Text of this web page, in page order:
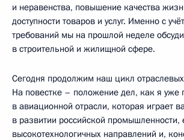
и неравенства, повышение качества
доступности товаров и услуг. Именно с
требований мы на прошлой неделе
в строительной и жилищной сфере.
Сегодня продолжим наш цикл
На повестке – положение дел, как я уже
в авиационной отрасли, которая играет
в развитии российской промышленности,
высокотехнологичных направлений и,